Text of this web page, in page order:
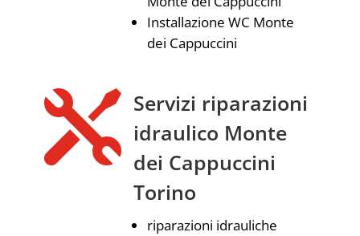
Installazione WC Monte
dei Cappuccini
 Servizi riparazioni
idraulico Monte
dei Cappuccini
Torino
riparazioni idrauliche